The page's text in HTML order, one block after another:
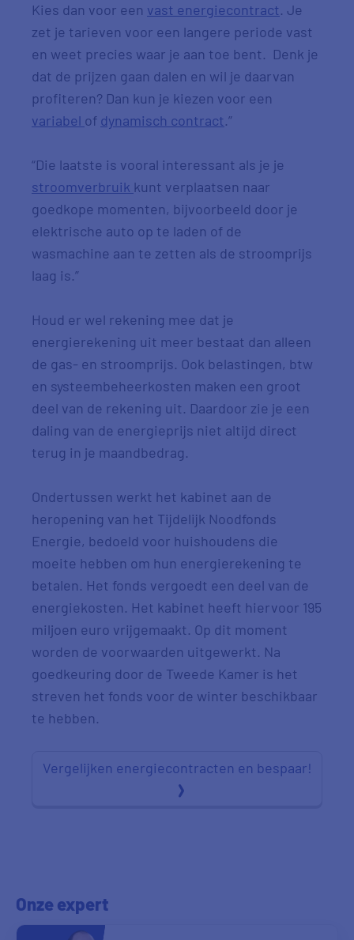
Kies dan voor een vast energiecontract. Je
zet je tarieven voor een langere periode vast
en weet precies waar je aan toe bent. Denk je
dat de prijzen gaan dalen en wil je daarvan
profiteren? Dan kun je kiezen voor een
variabel of dynamisch contract.”
“Die laatste is vooral interessant als je je
stroomverbruik kunt verplaatsen naar
goedkope momenten, bijvoorbeeld door je
elektrische auto op te laden of de
wasmachine aan te zetten als de stroomprijs
laag is.”
Houd er wel rekening mee dat je
energierekening uit meer bestaat dan alleen
de gas- en stroomprijs. Ook belastingen, btw
en systeembeheerkosten maken een groot
deel van de rekening uit. Daardoor zie je een
daling van de energieprijs niet altijd direct
terug in je maandbedrag.
Ondertussen werkt het kabinet aan de
heropening van het Tijdelijk Noodfonds
Energie, bedoeld voor huishoudens die
moeite hebben om hun energierekening te
betalen. Het fonds vergoedt een deel van de
energiekosten. Het kabinet heeft hiervoor 195
miljoen euro vrijgemaakt. Op dit moment
worden de voorwaarden uitgewerkt. Na
goedkeuring door de Tweede Kamer is het
streven het fonds voor de winter beschikbaar
te hebben.
Vergelijken energiecontracten en bespaar!
Onze expert